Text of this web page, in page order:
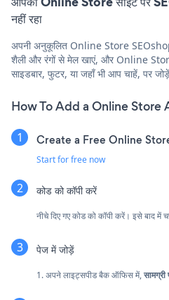
नहीं रहा
अपनी अनुकूलित Online Store SEOshop
शैली और रंगों से मेल खाएं, और Online
साइडबार, फुटर, या जहाँ भी आप चाहें, पर
How To Add a Online Store
Create a Free Online
Start for free now
कोड को कॉपी करें
नीचे दिए गए कोड को कॉपी करें। इसे बाद में
पेज में जोड़ें
1. अपने लाइट्सपीड बैक ऑफिस में,सामग्री